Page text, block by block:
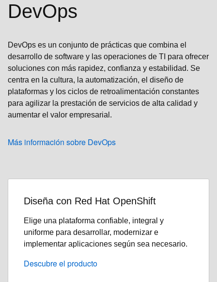
DevOps
DevOps es un conjunto de prácticas que combina el
desarrollo de software y las operaciones de TI para ofrecer
soluciones con más rapidez, confianza y estabilidad. Se
centra en la cultura, la automatización, el diseño de
plataformas y los ciclos de retroalimentación constantes
para agilizar la prestación de servicios de alta calidad y
aumentar el valor empresarial.
Más información sobre DevOps
Diseña con Red Hat OpenShift
Elige una plataforma confiable, integral y
uniforme para desarrollar, modernizar e
implementar aplicaciones según sea necesario.
Descubre el producto